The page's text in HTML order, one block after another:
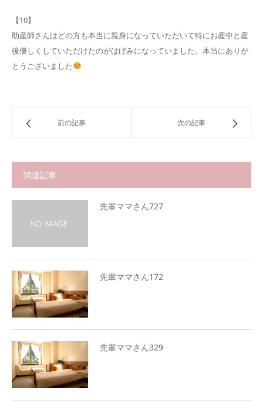
【10】
助産師さんはどの方も本当に親身になっていただいて特にお産中と産
後優しくしていただけたのがはげみになっていました。本当にありが
とうございました
前の記事 次の記事
関連記事
先輩ママさん727
先輩ママさん172
先輩ママさん329